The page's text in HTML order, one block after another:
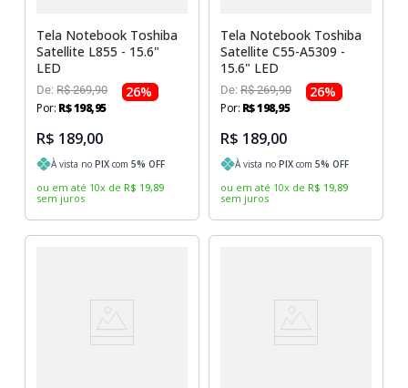
Tela Notebook Toshiba
Satellite L855 - 15.6"
LED
De:R$ 269,90 26%
Por: R$198,95
R$ 189,00
À vista noPIX com5% OFF
ou em até 10x de R$ 19,89
sem juros
Tela Notebook Toshiba
Satellite C55-A5309 -
15.6" LED
De: R$ 269,90 26%
Por: R$198,95
R$ 189,00
À vista no PIX com 5% OFF
ou em até 10x de R$ 19,89
sem juros